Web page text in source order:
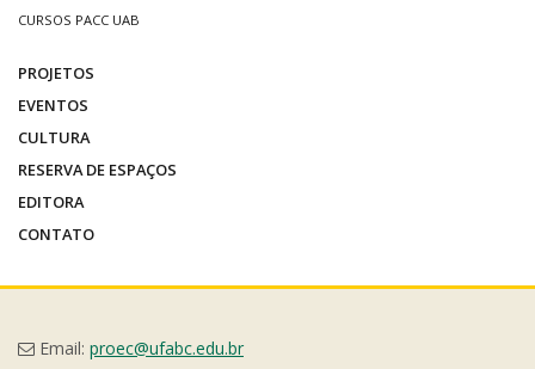
CURSOS PACC UAB
PROJETOS
EVENTOS
CULTURA
RESERVA DE ESPAÇOS
EDITORA
CONTATO
Email: proec@ufabc.edu.br